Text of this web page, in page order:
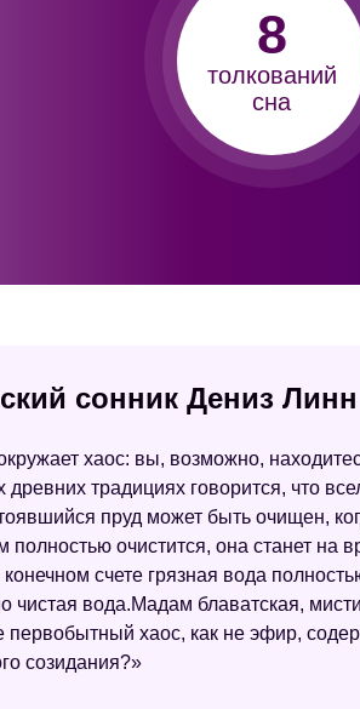
8
толкований
сна
сонник Дениз Линн
хаос: вы, возможно,
древних традициях говорится, что
пруд может быть очищен,
полностью очистится, она станет на
счете грязная вода
чистая вода.Мадам блаватская,
первобытный хаос, как не эфир,
созидания?»